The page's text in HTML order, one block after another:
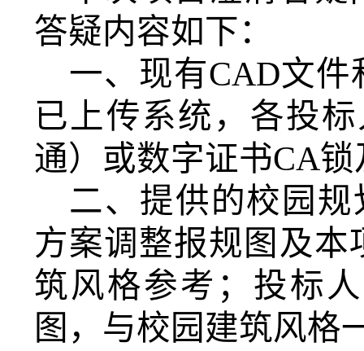
答疑内容如下：
一、现有CAD文件
已上传系统，各投
通）或数字证书CA
二、提供的校园规
方案调整报规图及
筑风格参考；投标
图，与校园建筑风格